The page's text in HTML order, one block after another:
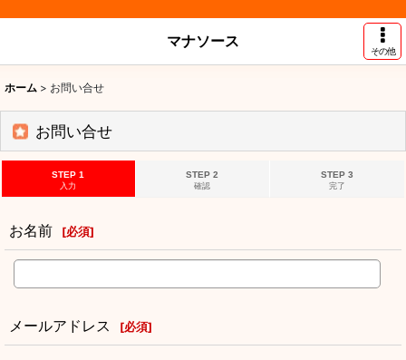
マナソース
その他
ホーム > お問い合せ
お問い合せ
STEP 1
入力
STEP 2
確認
STEP 3
完了
お名前 [必須]
メールアドレス [必須]